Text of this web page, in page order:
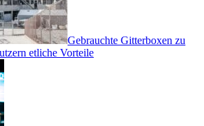
Gebrauchte Gitterboxen zu
etliche Vorteile